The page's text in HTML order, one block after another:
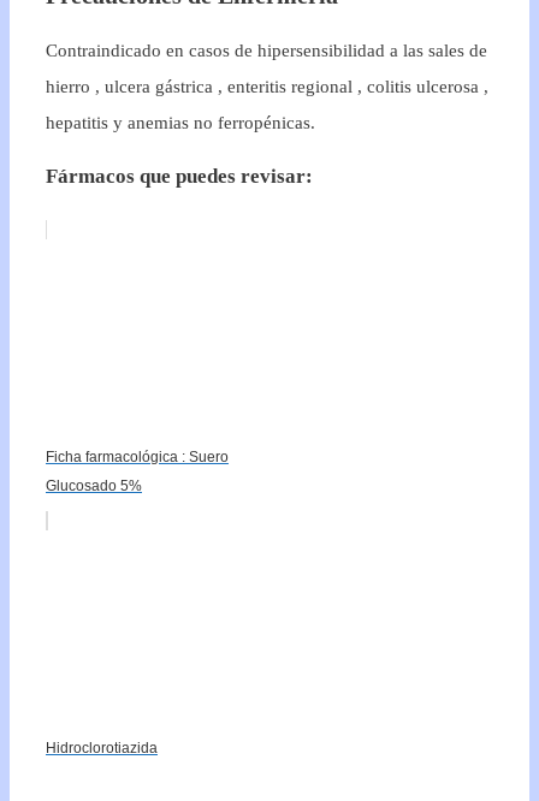
Contraindicado en casos de hipersensibilidad a las sales de
hierro , ulcera gástrica , enteritis regional , colitis ulcerosa ,
hepatitis y anemias no ferropénicas.
Fármacos que puedes revisar:
Ficha farmacológica : Suero
Glucosado 5%
Hidroclorotiazida